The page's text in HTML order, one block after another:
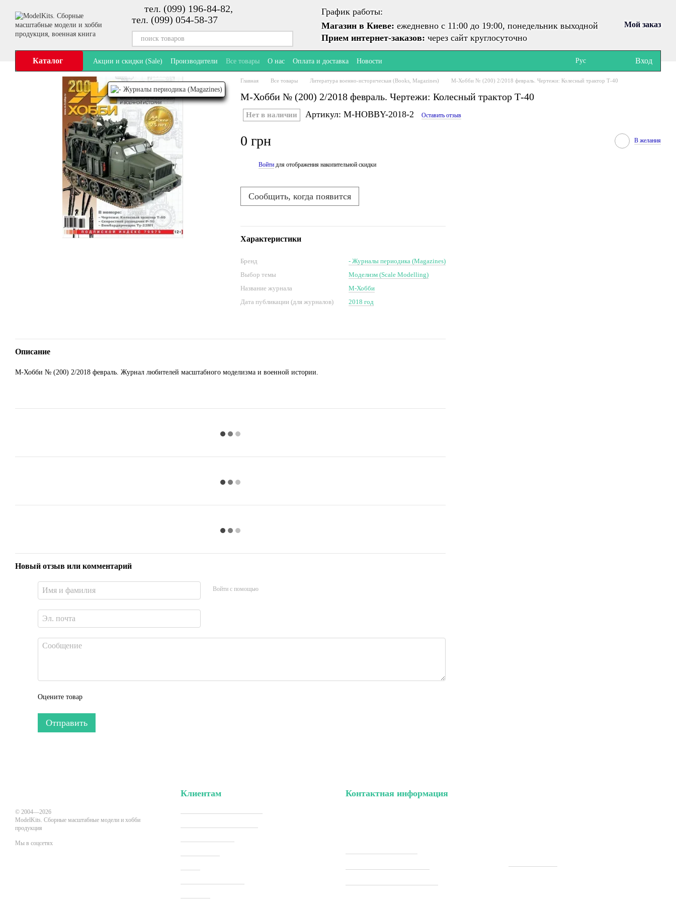
тел. (099) 196-84-82,
тел. (099) 054-58-37
График работы:
Магазин в Киеве: ежедневно с 11:00 до 19:00, понедельник выходной
Прием интернет-заказов: через сайт круглосуточно
Мой заказ
Каталог Акции и скидки (Sale) Производители Все товары О нас Оплата и доставка Новости Рус Вход
Главная Все товары Литература военно-историческая (Books, Magazines) М-Хобби № (200) 2/2018 февраль. Чертежи: Колесный трактор Т-40
М-Хобби № (200) 2/2018 февраль. Чертежи: Колесный трактор Т-40
Нет в наличии Артикул: M-HOBBY-2018-2 Оставить отзыв
0 грн В желания
Войти для отображения накопительной скидки
Сообщить, когда появится
Характеристики
Бренд
- Журналы периодика (Magazines)
Выбор темы
Моделизм (Scale Modelling)
Название журнала
М-Хобби
Дата публикации (для журналов)
2018 год
Описание
М-Хобби № (200) 2/2018 февраль. Журнал любителей масштабного моделизма и военной истории.
Новый отзыв или комментарий
Войти с помощью
Оцените товар
Отправить
© 2004—2026
ModelKits. Сборные масштабные модели и хобби
продукция
Мы в соцсетях
Клиентам Контактная информация